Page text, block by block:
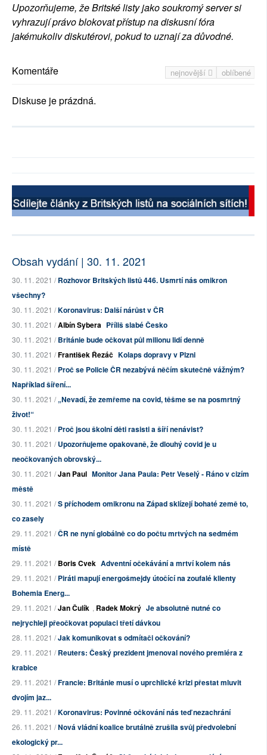
Upozorňujeme, že Britské listy jako soukromý server si
vyhrazují právo blokovat přístup na diskusní fóra
jakémukoliv diskutérovi, pokud to uznají za důvodné.
nejnovější oblíbené
Komentáře
Diskuse je prázdná.
Obsah vydání | 30. 11. 2021
30. 11. 2021 /Rozhovor Britských listů 446. Usmrtí nás omikron
všechny?
30. 11. 2021 /Koronavirus: Další nárůst v ČR
30. 11. 2021 /Albín Sybera Příliš slabé Česko
30. 11. 2021 /Británie bude očkovat půl milionu lidí denně
30. 11. 2021 /František Řezáč Kolaps dopravy v Plzni
30. 11. 2021 /Proč se Policie ČR nezabývá něčím skutečně vážným?
Například šíření...
30. 11. 2021 /„Nevadí, že zemřeme na covid, těšme se na posmrtný
život!“
30. 11. 2021 /Proč jsou školní děti rasisti a šíří nenávist?
30. 11. 2021 /Upozorňujeme opakovaně, že dlouhý covid je u
neočkovaných obrovský...
30. 11. 2021 /Jan Paul Monitor Jana Paula: Petr Veselý - Ráno v cizím
městě
30. 11. 2021 /S příchodem omikronu na Západ sklízejí bohaté země to,
co zasely
29. 11. 2021 /ČR ne nyní globálně co do počtu mrtvých na sedmém
místě
29. 11. 2021 /Boris Cvek Adventní očekávání a mrtví kolem nás
29. 11. 2021 /Piráti mapují energošmejdy útočící na zoufalé klienty
Bohemia Energ...
29. 11. 2021 /Jan Čulík , Radek Mokrý Je absolutně nutné co
nejrychleji přeočkovat populaci třetí dávkou
28. 11. 2021 /Jak komunikovat s odmítači očkování?
29. 11. 2021 /Reuters: Český prezident jmenoval nového premiéra z
krabice
29. 11. 2021 /Francie: Británie musí o uprchlické krizi přestat mluvit
dvojím jaz...
29. 11. 2021 /Koronavirus: Povinné očkování nás teď nezachrání
26. 11. 2021 /Nová vládní koalice brutálně zrušila svůj předvolební
ekologický pr...